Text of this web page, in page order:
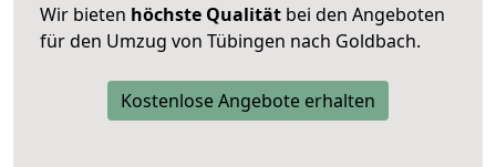
Wir bieten höchste Qualität bei den Angeboten
für den Umzug von Tübingen nach Goldbach.
Kostenlose Angebote erhalten